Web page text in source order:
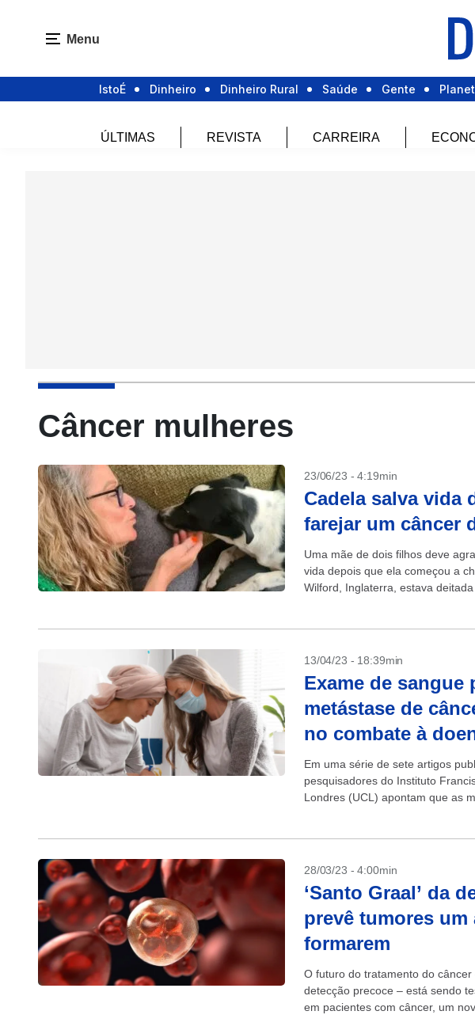
Menu
IstoÉ Dinheiro Dinheiro Rural Saúde Gente
ÚLTIMAS REVISTA CARREIRA
Câncer mulheres
23/06/23 - 4:19min
Cadela salva vida
farejar um câncer
Uma mãe de dois filhos deve
vida depois que ela começou a
Wilford, Inglaterra, estava deitada
13/04/23 - 18:39min
Exame de sangue
metástase de
no combate à
Em uma série de sete artigos
pesquisadores do Instituto
Londres (UCL) apontam que as
28/03/23 - 4:00min
‘Santo Graal’ da
prevê tumores um
formarem
O futuro do tratamento do câncer
detecção precoce – está sendo
em pacientes com câncer, um